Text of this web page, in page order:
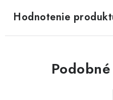
Hodnotenie